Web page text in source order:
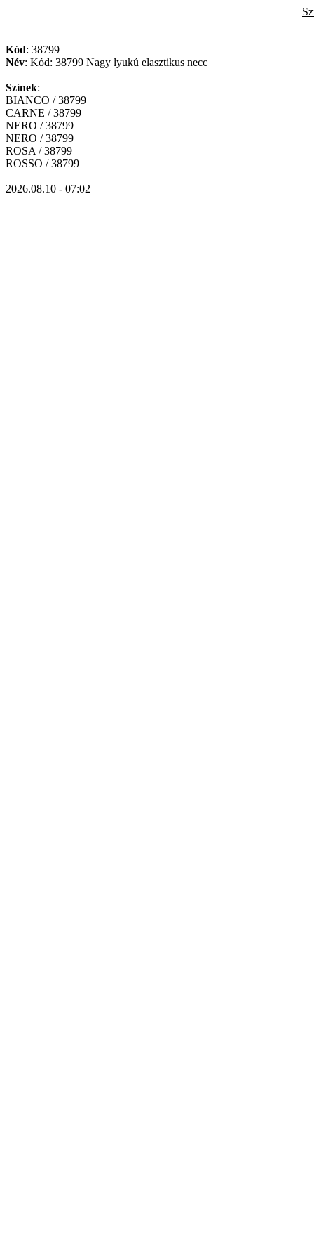
Kód: 38799
Név: Kód: 38799 Nagy lyukú elasztikus necc
Színek:
BIANCO / 38799
CARNE / 38799
NERO / 38799
NERO / 38799
ROSA / 38799
ROSSO / 38799
2026.08.10 - 07:02